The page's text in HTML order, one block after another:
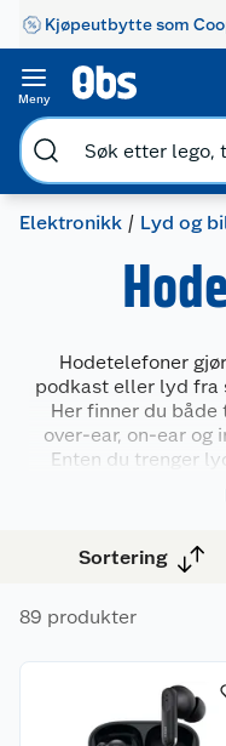
Kjøpeutbytte som
Meny
Elektronikk Lyd og
Hodetelefoner
podkast eller lyd fra
Her finner du
over-ear, on-ear og
Enten du trenger
eller ro i hjemmet,
Velg mellom ulike
Sortering
89 produkter